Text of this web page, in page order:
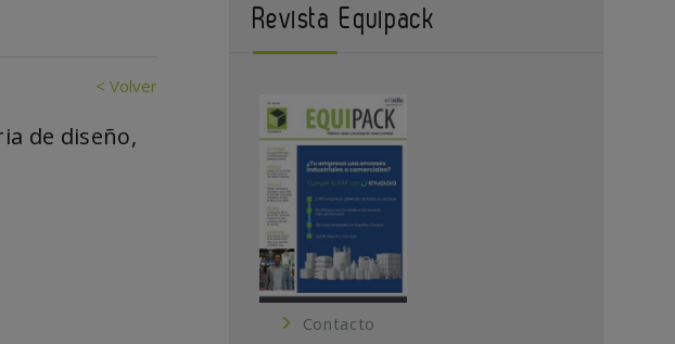
< Volver
de diseño,
Revista Equipack
Contacto